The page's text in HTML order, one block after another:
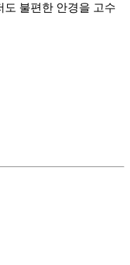
도 불편한 안경을 고수